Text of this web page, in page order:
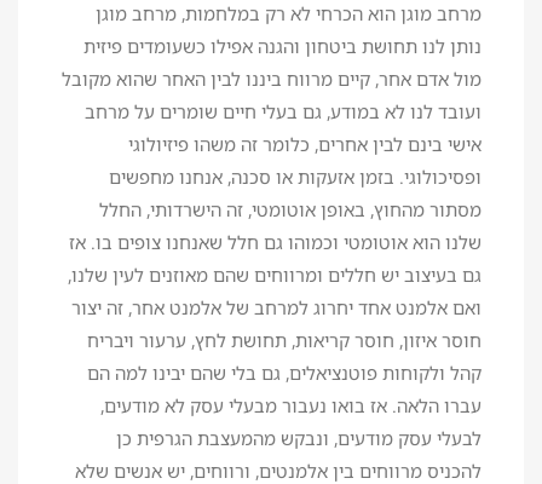
מרחב מוגן הוא הכרחי לא רק במלחמות, מרחב מוגן
נותן לנו תחושת ביטחון והגנה אפילו כשעומדים פיזית
מול אדם אחר, קיים מרווח ביננו לבין האחר שהוא מקובל
ועובד לנו לא במודע, גם בעלי חיים שומרים על מרחב
אישי בינם לבין אחרים, כלומר זה משהו פיזיולוגי
ופסיכולוגי. בזמן אזעקות או סכנה, אנחנו מחפשים
מסתור מהחוץ, באופן אוטומטי, זה הישרדותי, החלל
שלנו הוא אוטומטי וכמוהו גם חלל שאנחנו צופים בו. אז
גם בעיצוב יש חללים ומרווחים שהם מאוזנים לעין שלנו,
ואם אלמנט אחד יחרוג למרחב של אלמנט אחר, זה יצור
חוסר איזון, חוסר קריאות, תחושת לחץ, ערעור ויבריח
קהל ולקוחות פוטנציאלים, גם בלי שהם יבינו למה הם
עברו הלאה. אז בואו נעבור מבעלי עסק לא מודעים,
לבעלי עסק מודעים, ונבקש מהמעצבת הגרפית כן
להכניס מרווחים בין אלמנטים, ורווחים, יש אנשים שלא